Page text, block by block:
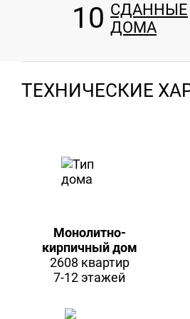
10 СДАННЫЕ
ДОМА
ТЕХНИЧЕСКИЕ
Монолитно-
кирпичный дом
2608 квартир
7-12 этажей